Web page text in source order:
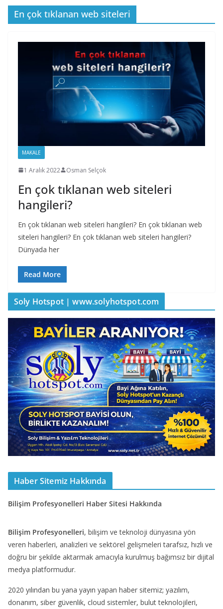
En çok tıklanan web siteleri
MAKALE
1 Aralık 2022 Osman Selçok
En çok tıklanan web siteleri
hangileri?
En çok tıklanan web siteleri hangileri? En çok tıklanan web
siteleri hangileri? En çok tıklanan web siteleri hangileri?
Dünyada her
Read More
Soly Hotspot | www.solyhotspot.com
Haber Sitemiz Hakkında
Bilişim Profesyonelleri Haber Sitesi Hakkında
Bilişim Profesyonelleri, bilişim ve teknoloji dünyasına yön
veren haberleri, analizleri ve sektörel gelişmeleri tarafsız, hızlı ve
doğru bir şekilde aktarmak amacıyla kurulmuş bağımsız bir dijital
medya platformudur.
2020 yılından bu yana yayın yapan haber sitemiz; yazılım,
donanım, siber güvenlik, cloud sistemler, bulut teknolojileri,